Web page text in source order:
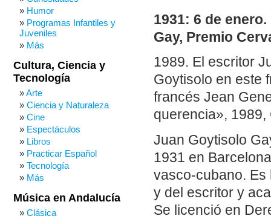
1931: 6 de
Gay, Premio
1989. El escritor
Goytisolo en este
francés Jean
querencia», 1989,
Juan Goytisolo
1931 en
vasco-cubano. Es
y del escritor y
Se licenció en
Humor
Programas Infantiles y
Juveniles
Más
Cultura, Ciencia y
Tecnología
Arte
Ciencia y Naturaleza
Cine
Espectáculos
Libros
Practicar Español
Tecnología
Más
Música en Andalucía
Clásica